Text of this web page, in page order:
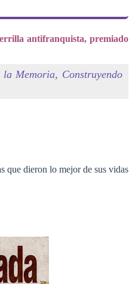
antifranquista, premiado
Memoria, Construyendo
que dieron lo mejor de sus vidas